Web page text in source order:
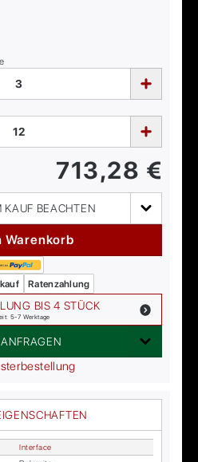
713,28 €
KAUF BEACHTEN
Warenkorb
Ratenzahlung
BIS 4 STÜCK
5-7 Werktage
In­ter­face